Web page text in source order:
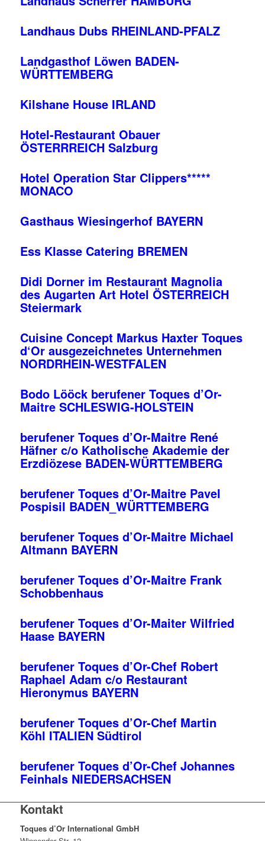
Landhaus Dubs RHEINLAND-PFALZ
Landgasthof Löwen BADEN-
WÜRTTEMBERG
Kilshane House IRLAND
Hotel-Restaurant Obauer
ÖSTERRREICH Salzburg
Hotel Operation Star Clippers*****
MONACO
Gasthaus Wiesingerhof BAYERN
Ess Klasse Catering BREMEN
Didi Dorner im Restaurant Magnolia
des Augarten Art Hotel ÖSTERREICH
Steiermark
Cuisine Concept Markus Haxter Toques
d‘Or ausgezeichnetes Unternehmen
NORDRHEIN-WESTFALEN
Bodo Lööck berufener Toques d’Or-
Maitre SCHLESWIG-HOLSTEIN
berufener Toques d’Or-Maitre René
Häfner c/o Katholische Akademie der
Erzdiözese BADEN-WÜRTTEMBERG
berufener Toques d’Or-Maitre Pavel
Pospisil BADEN_WÜRTTEMBERG
berufener Toques d’Or-Maitre Michael
Altmann BAYERN
berufener Toques d’Or-Maitre Frank
Schobbenhaus
berufener Toques d’Or-Maiter Wilfried
Haase BAYERN
berufener Toques d’Or-Chef Robert
Raphael Adam c/o Restaurant
Hieronymus BAYERN
berufener Toques d’Or-Chef Martin
Köhl ITALIEN Südtirol
berufener Toques d’Or-Chef Johannes
Feinhals NIEDERSACHSEN
Kontakt
Toques d’Or International GmbH